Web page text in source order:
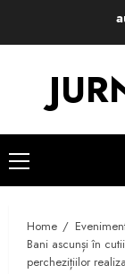
Primary
Menu
Home
Bani ascunși în
perchezițiilor